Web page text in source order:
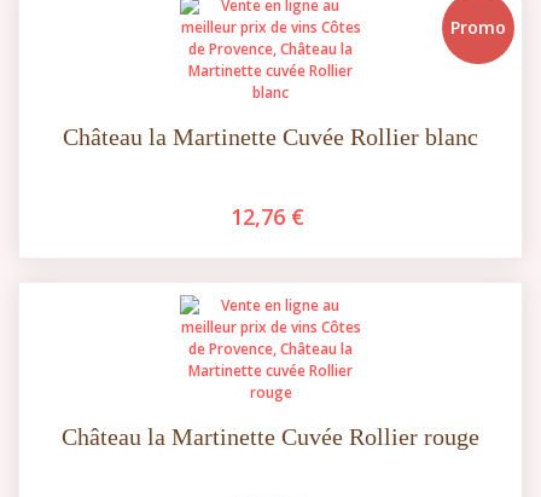
Promo
Château la Martinette Cuvée Rollier blanc
12,76 €
Château la Martinette Cuvée Rollier rouge